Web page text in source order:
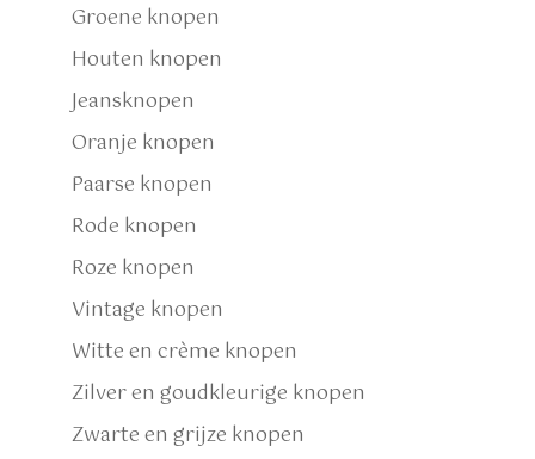
Groene knopen
Houten knopen
Jeansknopen
Oranje knopen
Paarse knopen
Rode knopen
Roze knopen
Vintage knopen
Witte en crème knopen
Zilver en goudkleurige knopen
Zwarte en grijze knopen